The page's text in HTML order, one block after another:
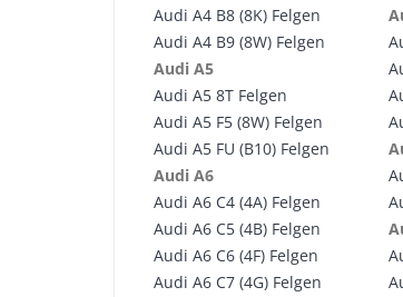
Audi A4 B8 (8K) Felgen
Audi A4 B9 (8W) Felgen
Audi A5
Audi A5 8T Felgen
Audi A5 F5 (8W) Felgen
Audi A5 FU (B10) Felgen
Audi A6
Audi A6 C4 (4A) Felgen
Audi A6 C5 (4B) Felgen
Audi A6 C6 (4F) Felgen
Audi A6 C7 (4G) Felgen